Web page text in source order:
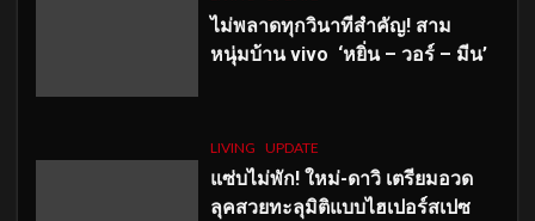
ไม่พลาดทุกวินาทีสำคัญ! สาม
หนุ่มบ้าน vivo ‘หยิ่น – วอร์ – มีน’
LIVING UPDATE
แซ่บไม่พัก! ใหม่-ดาวิ เตรียมอวด
ลุคสวยทะลุมิติแบบไฮเปอร์สเปซ